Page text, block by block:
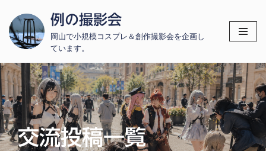
コ
ン
ン
ツ
へ
ス
キ
ッ
例の撮影会
岡山で小規模コスプレ＆創作撮影会を企画し
ています。
交流投稿一覧